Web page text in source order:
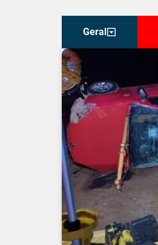
Geral